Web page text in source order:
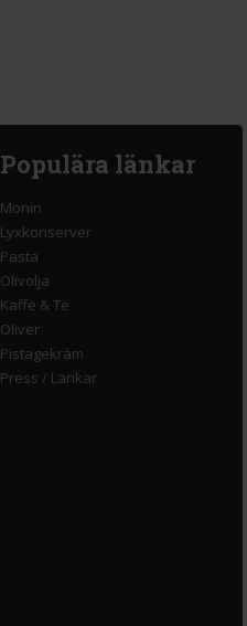
Populära länkar
Monin
Lyxkonserver
Pasta
Olivolja
Kaffe & Te
Oliver
Pistagekräm
Press / Länkar